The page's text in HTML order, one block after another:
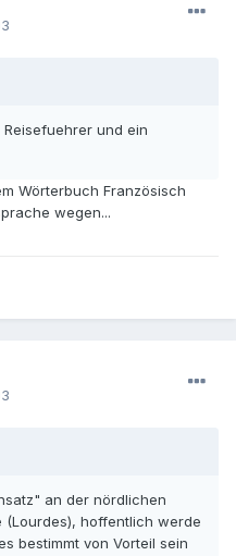
und ein
Wörterbuch Französisch
wegen...
an der nördlichen
hoffentlich werde
bestimmt von Vorteil sein